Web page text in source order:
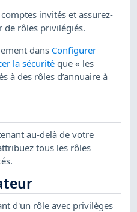
invités et assurez-
de rôles privilégiés.
dans Configurer
la sécurité que « les
à des rôles d’annuaire à
au-delà de votre
tous les rôles
d'un rôle avec privilèges